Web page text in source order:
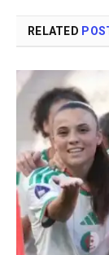
RELATED